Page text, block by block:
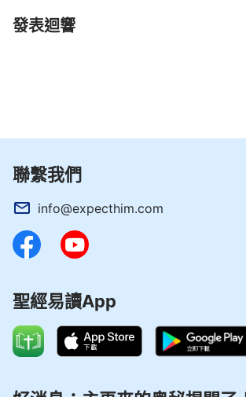
發表迴響
聯繫我們
info@expecthim.com
聖經易讀App